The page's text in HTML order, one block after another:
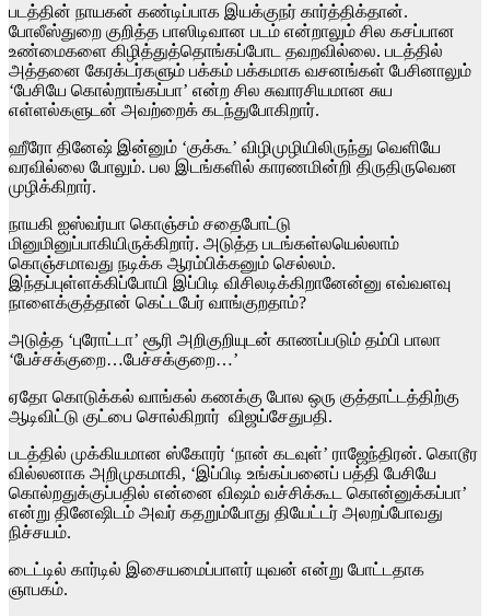
படத்தின் நாயகன் கண்டிப்பாக இயக்குநர் கார்த்திக்தான்.
போலீஸ்துறை குறித்த பாஸிடிவான படம் என்றாலும் சில கசப்பான
உண்மைகளை கிழித்துத்தொங்கப்போட தவறவில்லை. படத்தில்
அத்தனை கேரக்டர்களும் பக்கம் பக்கமாக வசனங்கள் பேசினாலும்
‘பேசியே கொல்றாங்கப்பா’ என்ற சில சுவாரசியமான சுய
எள்ளல்களுடன் அவற்றைக் கடந்துபோகிறார்.
ஹீரோ தினேஷ் இன்னும் ‘குக்கூ’ விழிமுழியிலிருந்து வெளியே
வரவில்லை போலும். பல இடங்களில் காரணமின்றி திருதிருவென
முழிக்கிறார்.
நாயகி ஐஸ்வர்யா கொஞ்சம் சதைபோட்டு
மினுமினுப்பாகியிருக்கிறார். அடுத்த படங்கள்லயெல்லாம்
கொஞ்சமாவது நடிக்க ஆரம்பிக்கனும் செல்லம்.
இந்தப்புள்ளக்கிப்போயி இப்பிடி விசிலடிக்கிறானேன்னு எவ்வளவு
நாளைக்குத்தான் கெட்டபேர் வாங்குறதாம்?
அடுத்த ‘புரோட்டா’ சூரி அறிகுறியுடன் காணப்படும் தம்பி பாலா
‘பேச்சக்குறை…பேச்சக்குறை…’
ஏதோ கொடுக்கல் வாங்கல் கணக்கு போல ஒரு குத்தாட்டத்திற்கு
ஆடிவிட்டு குட்பை சொல்கிறார் விஜய்சேதுபதி.
படத்தில் முக்கியமான ஸ்கோரர் ‘நான் கடவுள்’ ராஜேந்திரன். கொடூர
வில்லனாக அறிமுகமாகி, ‘இப்பிடி உங்கப்பனைப் பத்தி பேசியே
கொல்றதுக்குப்பதில் என்னை விஷம் வச்சிக்கூட கொன்னுக்கப்பா’
என்று தினேஷிடம் அவர் கதறும்போது தியேட்டர் அலறப்போவது
நிச்சயம்.
டைட்டில் கார்டில் இசையமைப்பாளர் யுவன் என்று போட்டதாக
ஞாபகம்.